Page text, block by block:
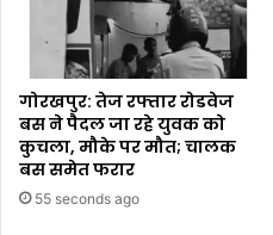
गोरखपुर: तेज रफ्तार रोडवेज
बस ने पैदल जा रहे युवक को
कुचला, मौके पर मौत; चालक
बस समेत फरार
55 seconds ago